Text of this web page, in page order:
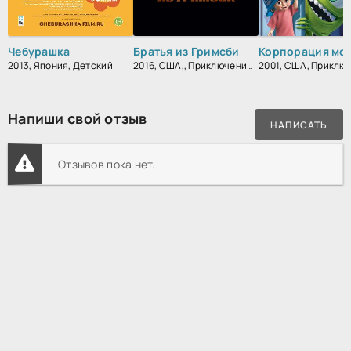
Чебурашка
2013, Япония, Детский
Братья из Гримсби
2016, США,, Приключения, Комедия, Боевик, Зарубежный
Напиши свой отзыв НАПИСАТЬ
Отзывов пока нет.